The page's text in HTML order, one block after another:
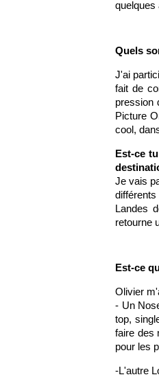
quelques
Quels
J'ai
fait de
pression
Picture
cool,
Est-ce
Je vais
Landes
retourne
Est-ce
Olivier
- Un
top,
faire des
pour les
-L'autre